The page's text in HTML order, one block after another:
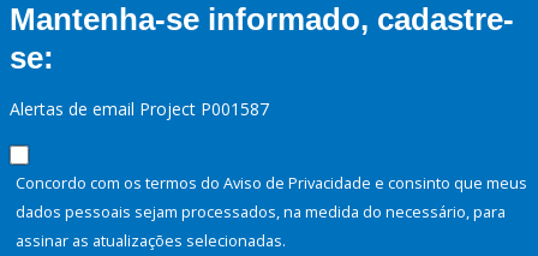
Mantenha-se informado, cadastre-
se:
Alertas de email Project P001587
Concordo com os termos do Aviso de Privacidade e consinto que meus
dados pessoais sejam processados, na medida do necessário, para
assinar as atualizações selecionadas.